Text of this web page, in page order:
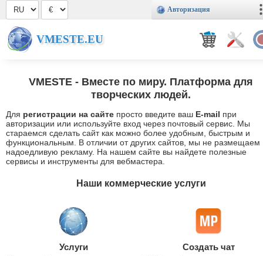
Авторизация
VMESTE.EU
VMESTE - Вместе по миру. Платформа для
творческих людей.
Для регистрации на сайте просто введите ваш E-mail при
авторизации или используйте вход через почтовый сервис. Мы
стараемся сделать сайт как можно более удобным, быстрым и
функциональным. В отличии от других сайтов, мы не размещаем
надоедливую рекламу. На нашем сайте вы найдете полезные
сервисы и инструменты для вебмастера.
Наши коммерческие услуги
Услуги Создать чат